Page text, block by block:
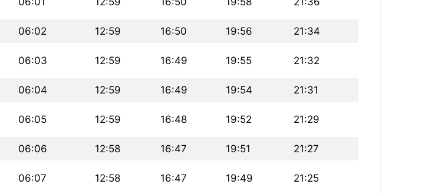
06:02 12:59 16:50 19:56 21:34
06:03 12:59 16:49 19:55 21:32
06:04 12:59 16:49 19:54 21:31
06:05 12:59 16:48 19:52 21:29
06:06 12:58 16:47 19:51 21:27
06:07 12:58 16:47 19:49 21:25